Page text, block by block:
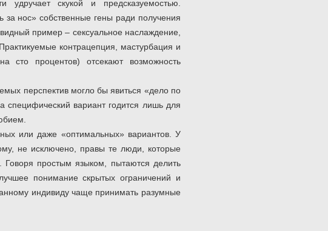
удручает скукой и предсказуемостью.
за нос» собственные гены ради получения
пример – сексуальное наслаждение,
контрацепция, мастурбация и
сто процентов) отсекают возможность
перспектив могло бы явиться «дело по
вариант годится лишь для
или даже «оптимальных» вариантов. У
не исключено, правы те люди, которые
простым языком, пытаются делить
понимание скрытых ограничений и
индивиду чаще принимать разумные